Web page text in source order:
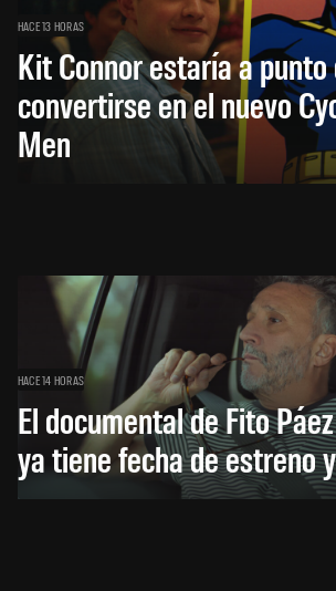
HACE 13 HORAS
Kit Connor estaría a punto
convertirse en el nuevo
Men
HACE 14 HORAS
El documental de Fito
ya tiene fecha de estreno